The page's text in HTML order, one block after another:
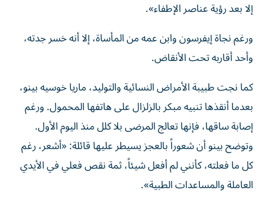
إلا بعد رؤية عناصر الإطفاء».
ورغم نجاة إيفرسون وابن عمه من المأساة، إلا أنه خسر جدته،
وأحد أقاربه تحت الأنقاض.
كما نجت طبيبة الأمراض النسائية والتوليد، ماريا خوسيه بينو،
بعدما أنقذها تنبيه مبكر بالزلزال على هاتفها المحمول. ورغم
إصابة ساقها، فإنها تعالج المرضى بلا كلل منذ اليوم الأول.
وتوضح بينو أن شعوراً بالعجز يسيطر عليها قائلة: «أشعر، رغم
كل ما فعلته، كأنني لم أفعل شيئاً، ثمة نقص فعلي في الأيدي
العاملة والمساعدات الطبية».